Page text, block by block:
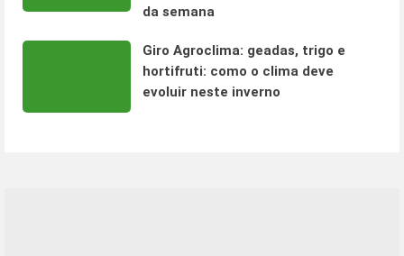
da semana
Giro Agroclima: geadas, trigo e
hortifruti: como o clima deve
evoluir neste inverno